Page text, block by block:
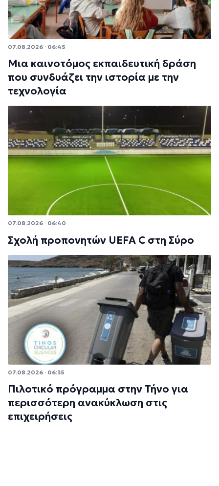
07.08.2026 · 06:45
Μια καινοτόμος εκπαιδευτική δράση
που συνδυάζει την ιστορία με την
τεχνολογία
07.08.2026 · 06:40
Σχολή προπονητών UEFA C στη Σύρο
07.08.2026 · 06:35
Πιλοτικό πρόγραμμα στην Τήνο για
περισσότερη ανακύκλωση στις
επιχειρήσεις